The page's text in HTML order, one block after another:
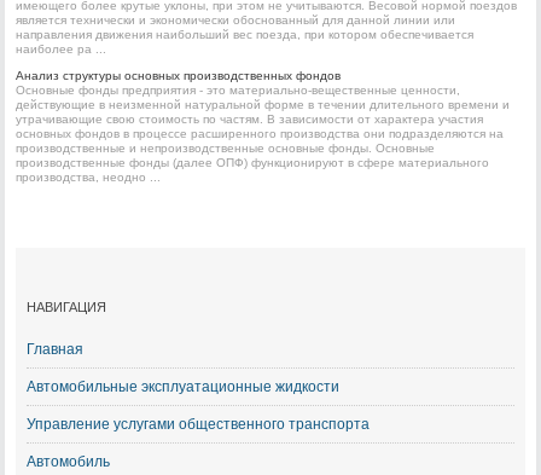
имеющего более крутые уклоны, при этом не учитываются. Весовой нормой поездов
является технически и экономически обоснованный для данной линии или
направления движения наибольший вес поезда, при котором обеспечивается
наиболее ра ...
Анализ структуры основных производственных фондов
Основные фонды предприятия - это материально-вещественные ценности,
действующие в неизменной натуральной форме в течении длительного времени и
утрачивающие свою стоимость по частям. В зависимости от характера участия
основных фондов в процессе расширенного производства они подразделяются на
производственные и непроизводственные основные фонды. Основные
производственные фонды (далее ОПФ) функционируют в сфере материального
производства, неодно ...
НАВИГАЦИЯ
Главная
Автомобильные эксплуатационные жидкости
Управление услугами общественного транспорта
Автомобиль